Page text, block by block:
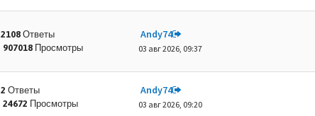
2108 Ответы
907018 Просмотры
Andy74
03 авг 2026, 09:37
2 Ответы
24672 Просмотры
Andy74
03 авг 2026, 09:20